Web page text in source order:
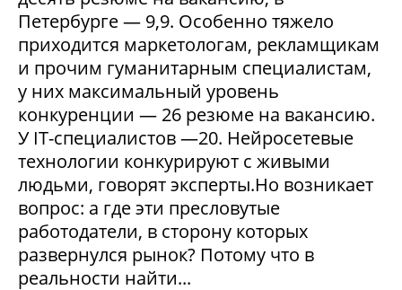
Петербурге — 9,9. Особенно тяжело
приходится маркетологам, рекламщикам
и прочим гуманитарным специалистам,
у них максимальный уровень
конкуренции — 26 резюме на вакансию.
У IT-специалистов —20. Нейросетевые
технологии конкурируют с живыми
людьми, говорят эксперты.Но возникает
вопрос: а где эти пресловутые
работодатели, в сторону которых
развернулся рынок? Потому что в
реальности найти...